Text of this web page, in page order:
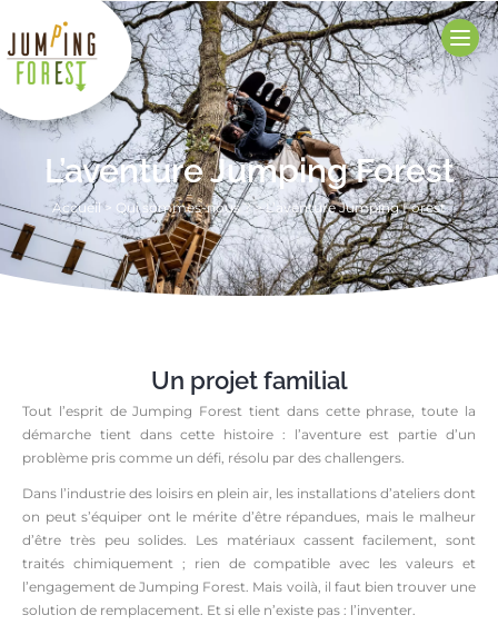
L’aventure Jumping Forest
Accueil> Qui sommes-nous ?>L’aventure Jumping Forest
Un projet familial
Tout l’esprit de Jumping Forest tient dans cette phrase, toute la
démarche tient dans cette histoire : l’aventure est partie d’un
problème pris comme un défi, résolu par des challengers.
Dans l’industrie des loisirs en plein air, les installations d’ateliers dont
on peut s’équiper ont le mérite d’être répandues, mais le malheur
d’être très peu solides. Les matériaux cassent facilement, sont
traités chimiquement ; rien de compatible avec les valeurs et
l’engagement de Jumping Forest. Mais voilà, il faut bien trouver une
solution de remplacement. Et si elle n’existe pas : l’inventer.